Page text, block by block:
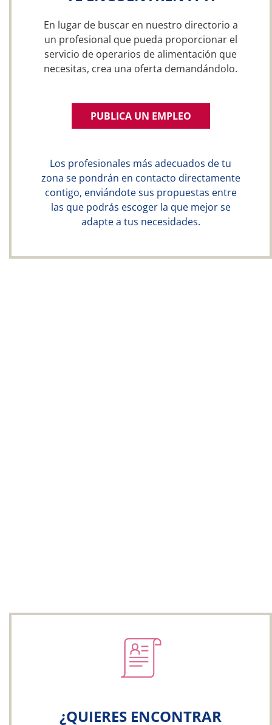
En lugar de buscar en nuestro directorio a
un profesional que pueda proporcionar el
servicio de operarios de alimentación que
necesitas, crea una oferta demandándolo.
PUBLICA UN EMPLEO
Los profesionales más adecuados de tu
zona se pondrán en contacto directamente
contigo, enviándote sus propuestas entre
las que podrás escoger la que mejor se
adapte a tus necesidades.
¿QUIERES ENCONTRAR